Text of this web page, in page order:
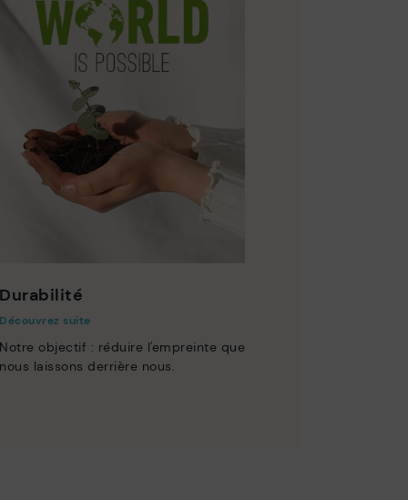
Durabilité
Découvrez suite
Notre objectif : réduire l'empreinte que
nous laissons derrière nous.